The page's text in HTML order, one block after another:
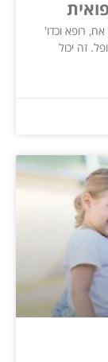
רופא וכדו'
זה יכול